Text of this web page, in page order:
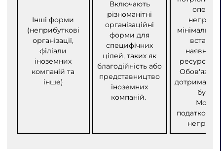
Інші форми
(неприбуткові
організації,
філіали
іноземних
компаній та
інше)
Включають
різноманітні
організаційні
форми для
специфічних
цілей, таких як
благодійність або
представництво
іноземних
компаній.
ресурсів
дотримання
податкових